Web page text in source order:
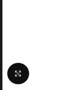
Click to